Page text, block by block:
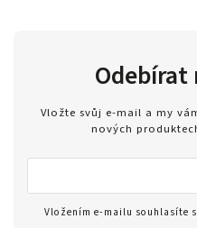
Vložte svůj e-mail a my
nových
Vložením e-mailu souhlasíte s